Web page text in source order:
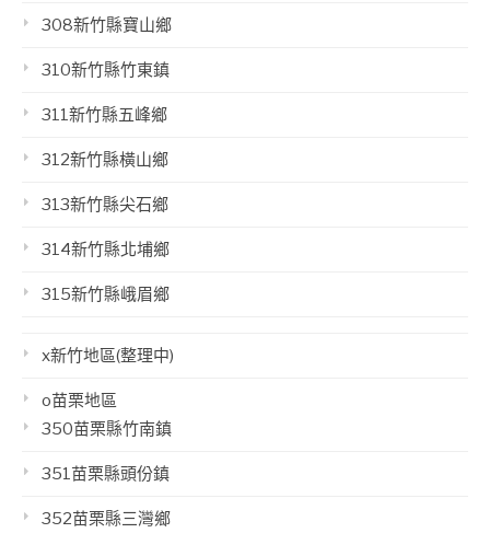
308新竹縣寶山鄉
310新竹縣竹東鎮
311新竹縣五峰鄉
312新竹縣橫山鄉
313新竹縣尖石鄉
314新竹縣北埔鄉
315新竹縣峨眉鄉
x新竹地區(整理中)
o苗栗地區
350苗栗縣竹南鎮
351苗栗縣頭份鎮
352苗栗縣三灣鄉